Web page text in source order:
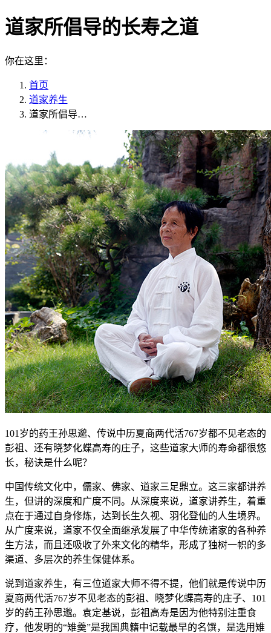
道家所倡导的长寿之道
你在这里：
首页
道家养生
道家所倡导…
101岁的药王孙思邈、传说中历夏商两代活767岁都不见老态的
彭祖、还有晓梦化蝶高寿的庄子，这些道家大师的寿命都很悠
长，秘诀是什么呢？
中国传统文化中，儒家、佛家、道家三足鼎立。这三家都讲养
生，但讲的深度和广度不同。从深度来说，道家讲养生，着重
点在于通过自身修炼，达到长生久视、羽化登仙的人生境界。
从广度来说，道家不仅全面继承发展了中华传统诸家的各种养
生方法，而且还吸收了外来文化的精华，形成了独树一帜的多
渠道、多层次的养生保健体系。
说到道家养生，有三位道家大师不得不提，他们就是传说中历
夏商两代活767岁不见老态的彭祖、晓梦化蝶高寿的庄子、101
岁的药王孙思邈。袁定基说，彭祖高寿是因为他特别注重食
疗，他发明的“雉羹”是我国典籍中记载最早的名馔，是选用雉